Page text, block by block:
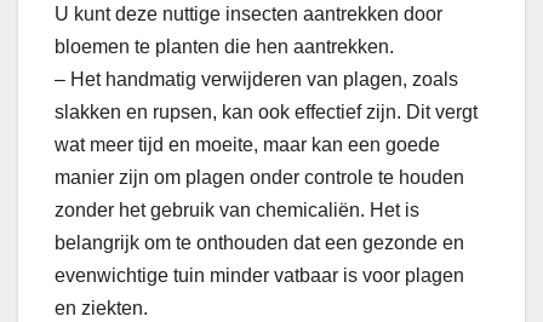
U kunt deze nuttige insecten aantrekken door
bloemen te planten die hen aantrekken.
– Het handmatig verwijderen van plagen, zoals
slakken en rupsen, kan ook effectief zijn. Dit vergt
wat meer tijd en moeite, maar kan een goede
manier zijn om plagen onder controle te houden
zonder het gebruik van chemicaliën. Het is
belangrijk om te onthouden dat een gezonde en
evenwichtige tuin minder vatbaar is voor plagen
en ziekten.